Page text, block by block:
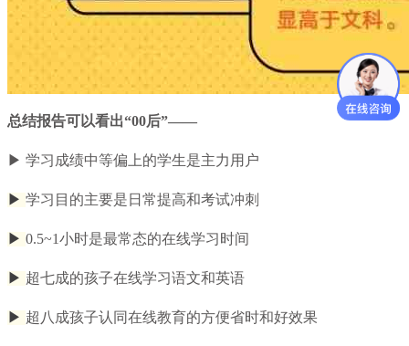
总结报告可以看出“00后”——
▶ 学习成绩中等偏上的学生是主力用户
▶ 学习目的主要是日常提高和考试冲刺
▶ 0.5~1小时是最常态的在线学习时间
▶ 超七成的孩子在线学习语文和英语
▶ 超八成孩子认同在线教育的方便省时和好效果